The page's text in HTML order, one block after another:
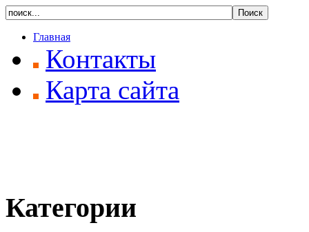
Главная
Контакты
Карта сайта
Категории